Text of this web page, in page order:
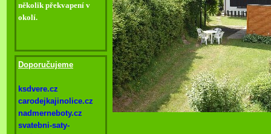
několik překvapení v
okolí.
Doporučujeme
ksdvere.cz
carodejkajinolice.cz
nadmerneboty.cz
svatebni-saty-